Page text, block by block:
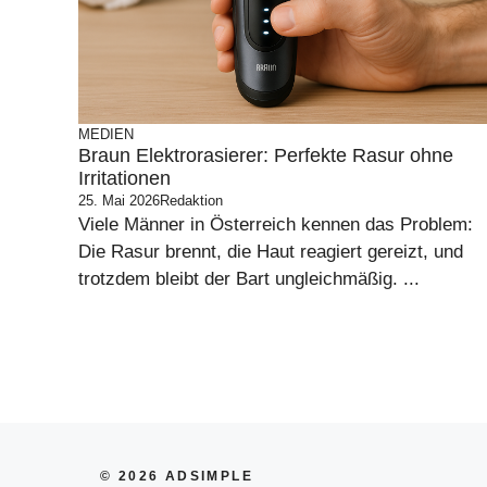
MEDIEN
Braun Elektrorasierer: Perfekte Rasur ohne
Irritationen
25. Mai 2026Redaktion
Viele Männer in Österreich kennen das Problem:
Die Rasur brennt, die Haut reagiert gereizt, und
trotzdem bleibt der Bart ungleichmäßig. ...
© 2026 ADSIMPLE